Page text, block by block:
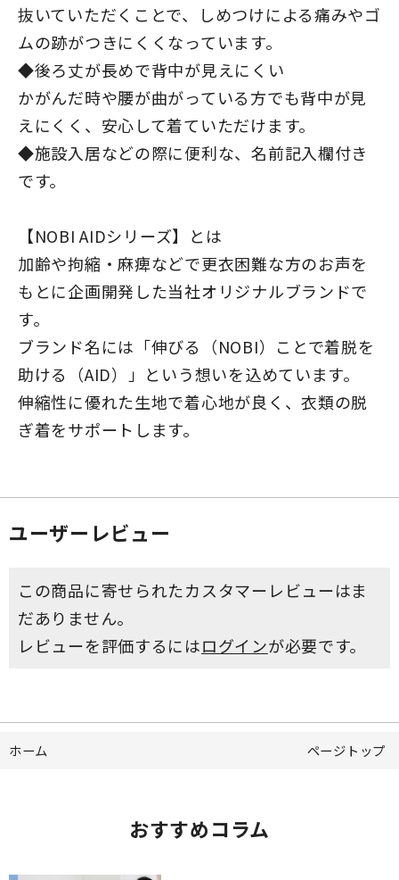
抜いていただくことで、しめつけによる痛みやゴ
ムの跡がつきにくくなっています。
◆後ろ丈が長めで背中が見えにくい
かがんだ時や腰が曲がっている方でも背中が見
えにくく、安心して着ていただけます。
◆施設入居などの際に便利な、名前記入欄付き
です。
【NOBI AIDシリーズ】とは
加齢や拘縮・麻痺などで更衣困難な方のお声を
もとに企画開発した当社オリジナルブランドで
す。
ブランド名には「伸びる（NOBI）ことで着脱を
助ける（AID）」という想いを込めています。
伸縮性に優れた生地で着心地が良く、衣類の脱
ぎ着をサポートします。
ユーザーレビュー
この商品に寄せられたカスタマーレビューはま
だありません。
レビューを評価するにはログインが必要です。
ホーム ページトップ
おすすめコラム